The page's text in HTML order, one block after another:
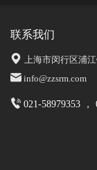
联系我们
上海市闵行区浦
info@zzsrm.com
021-58979353 ，